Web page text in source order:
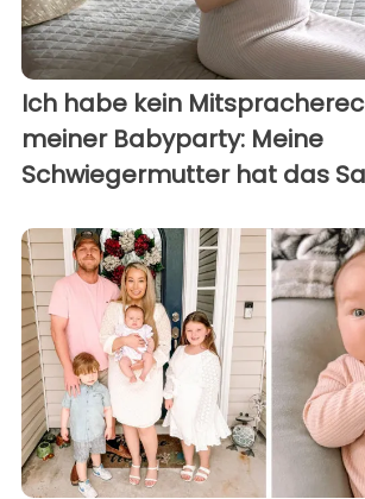
Ich habe kein
meiner Babyparty: Meine
Schwiegermutter hat das